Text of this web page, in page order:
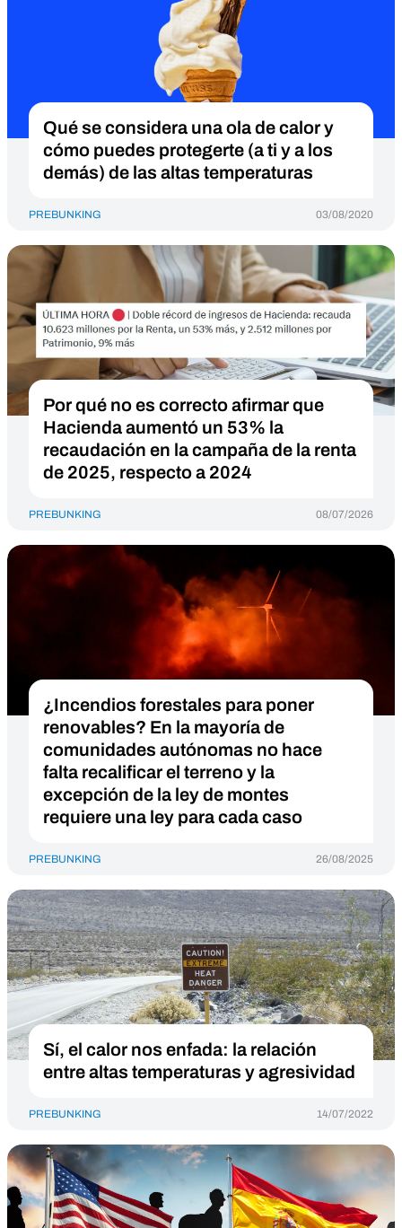
Qué se considera una ola de calor y
cómo puedes protegerte (a ti y a los
demás) de las altas temperaturas
PREBUNKING 03/08/2020
Por qué no es correcto afirmar que
Hacienda aumentó un 53% la
recaudación en la campaña de la renta
de 2025, respecto a 2024
PREBUNKING 08/07/2026
¿Incendios forestales para poner
renovables? En la mayoría de
comunidades autónomas no hace
falta recalificar el terreno y la
excepción de la ley de montes
requiere una ley para cada caso
PREBUNKING 26/08/2025
Sí, el calor nos enfada: la relación
entre altas temperaturas y agresividad
PREBUNKING 14/07/2022